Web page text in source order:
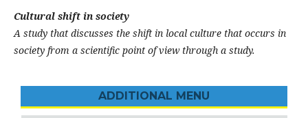
Cultural shift in society
A study that discusses the shift in local culture that occurs in
society from a scientific point of view through a study.
ADDITIONAL MENU